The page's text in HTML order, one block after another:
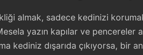
almak, sadece kedinizi
yazın kapılar ve pencereler
kediniz dışarıda çıkıyorsa, bir